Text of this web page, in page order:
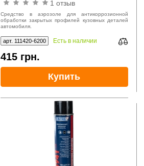
1 отзыв
Средство в аэрозоле для антикоррозионной
обработки закрытых профилей кузовных деталей
автомобиля.
арт. 111420-6200 Есть в наличии
415 грн.
Купить